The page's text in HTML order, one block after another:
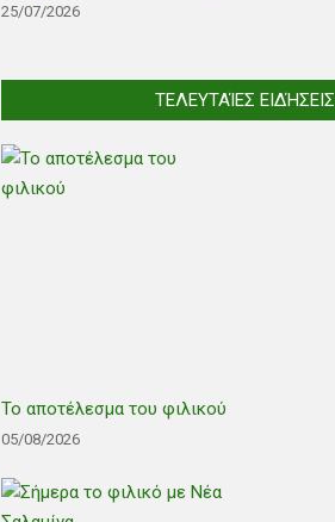
25/07/2026
ΤΕΛΕΥΤΑΊΕΣ ΕΙΔΉΣΕΙΣ
Το αποτέλεσμα του φιλικού
05/08/2026